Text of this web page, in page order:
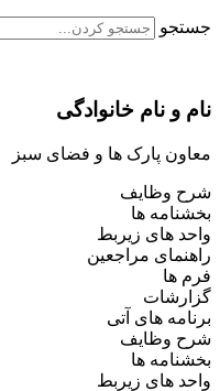
جستجو
نام و نام خانوادگی
معاون پارک ها و فضای سبز
شرح وظایف
بخشنامه ها
واحد های زیربط
راهنمای مراجعین
فرم ها
گزارشات
برنامه های آتی
شرح وظایف
بخشنامه ها
واحد های زیربط